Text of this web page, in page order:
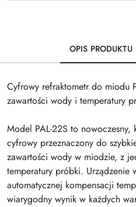
OPIS PRODUKTU
Cyfrowy refraktometr do miodu
zawartości wody i temperatury
Model PAL-22S to nowoczesny,
cyfrowy przeznaczony do
zawartości wody w miodzie, z
temperatury próbki. Urządzenie
automatycznej kompensacji
wiarygodny wynik w każdych